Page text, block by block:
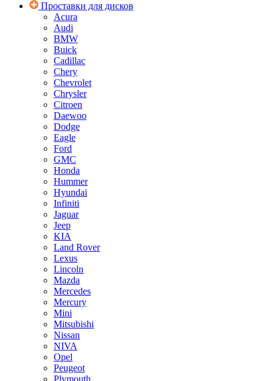
Проставки для дисков
Acura
Audi
BMW
Buick
Cadillac
Chery
Chevrolet
Chrysler
Citroen
Daewoo
Dodge
Eagle
Ford
GMC
Honda
Hummer
Hyundai
Infiniti
Jaguar
Jeep
KIA
Land Rover
Lexus
Lincoln
Mazda
Mercedes
Mercury
Mini
Mitsubishi
Nissan
NIVA
Opel
Peugeot